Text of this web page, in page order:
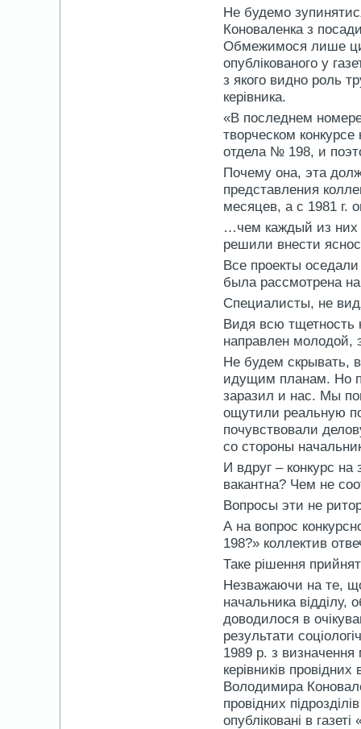
Не будемо
Коноваленка з
Обмежимося лише
опублікованого у
з якого видно роль
керівника.
«В последнем
творческом
отдела № 198, и
Почему она, эта
представления
месяцев, а с 1981 г.
…чем каждый из них
решили внести
Все проекты
была рассмотрена
Специалисты, не
Видя всю тщетность
направлен молодой,
Не будем скрывать,
идущим планам. Но
заразил и нас. Мы
ощутили реальную
почувствовали
со стороны
И вдруг – конкурс
вакантна? Чем не
Вопросы эти не
А на вопрос
198?» коллектив
Таке рішення
Незважаючи на те,
начальника
доводилося в
результати
1989 р. з визначення
керівників
Володимира
провідних
опубліковані в